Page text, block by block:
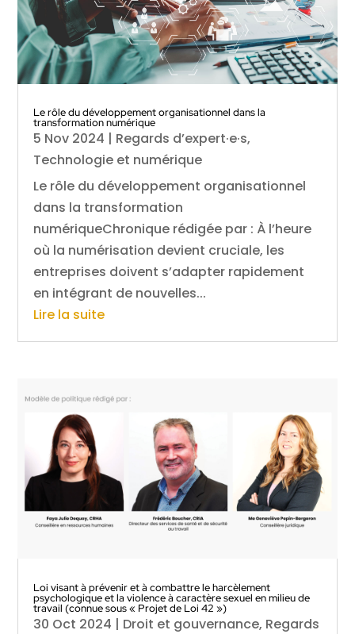
Le rôle du développement organisationnel dans la
transformation numérique
5 Nov 2024 | Regards d’expert·e·s,
Technologie et numérique
Le rôle du développement organisationnel
dans la transformation
numériqueChronique rédigée par : À l’heure
où la numérisation devient cruciale, les
entreprises doivent s’adapter rapidement
en intégrant de nouvelles...
Lire la suite
Loi visant à prévenir et à combattre le harcèlement
psychologique et la violence à caractère sexuel en milieu de
travail (connue sous « Projet de Loi 42 »)
30 Oct 2024 | Droit et gouvernance, Regards